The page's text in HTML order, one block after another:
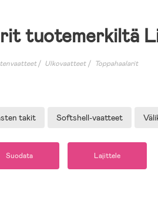
tuotemerkiltä
Ulkovaatteet Toppahaalarit
takit Softshell-vaatteet
Suodata Lajittele